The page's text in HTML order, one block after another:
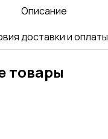
Описание
доставки и оплаты
товары